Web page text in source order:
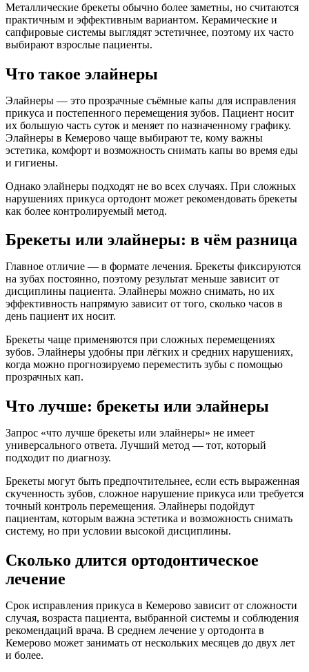
Металлические брекеты обычно более заметны, но считаются
практичным и эффективным вариантом. Керамические и
сапфировые системы выглядят эстетичнее, поэтому их часто
выбирают взрослые пациенты.
Что такое элайнеры
Элайнеры — это прозрачные съёмные капы для исправления
прикуса и постепенного перемещения зубов. Пациент носит
их большую часть суток и меняет по назначенному графику.
Элайнеры в Кемерово чаще выбирают те, кому важны
эстетика, комфорт и возможность снимать капы во время еды
и гигиены.
Однако элайнеры подходят не во всех случаях. При сложных
нарушениях прикуса ортодонт может рекомендовать брекеты
как более контролируемый метод.
Брекеты или элайнеры: в чём разница
Главное отличие — в формате лечения. Брекеты фиксируются
на зубах постоянно, поэтому результат меньше зависит от
дисциплины пациента. Элайнеры можно снимать, но их
эффективность напрямую зависит от того, сколько часов в
день пациент их носит.
Брекеты чаще применяются при сложных перемещениях
зубов. Элайнеры удобны при лёгких и средних нарушениях,
когда можно прогнозируемо переместить зубы с помощью
прозрачных кап.
Что лучше: брекеты или элайнеры
Запрос «что лучше брекеты или элайнеры» не имеет
универсального ответа. Лучший метод — тот, который
подходит по диагнозу.
Брекеты могут быть предпочтительнее, если есть выраженная
скученность зубов, сложное нарушение прикуса или требуется
точный контроль перемещения. Элайнеры подойдут
пациентам, которым важна эстетика и возможность снимать
систему, но при условии высокой дисциплины.
Сколько длится ортодонтическое
лечение
Срок исправления прикуса в Кемерово зависит от сложности
случая, возраста пациента, выбранной системы и соблюдения
рекомендаций врача. В среднем лечение у ортодонта в
Кемерово может занимать от нескольких месяцев до двух лет
и более.